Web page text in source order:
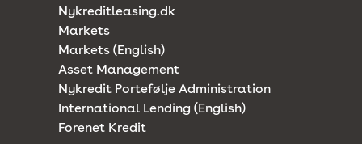
Nykreditleasing.dk
Markets
Markets (English)
Asset Management
Nykredit Portefølje Administration
International Lending (English)
Forenet Kredit